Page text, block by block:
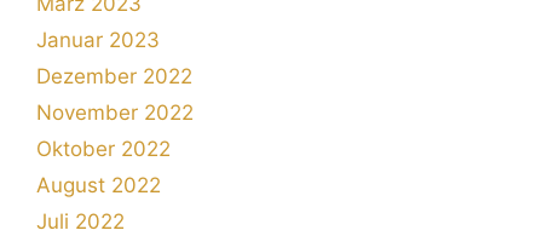
Januar 2023
Dezember 2022
November 2022
Oktober 2022
August 2022
Juli 2022